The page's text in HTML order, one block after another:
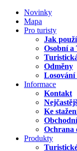
Novinky
Mapa
Pro turisty
Jak
Osobní a
Odměny
Losování
Informace
Kontakt
Ke
Ochrana
Produkty